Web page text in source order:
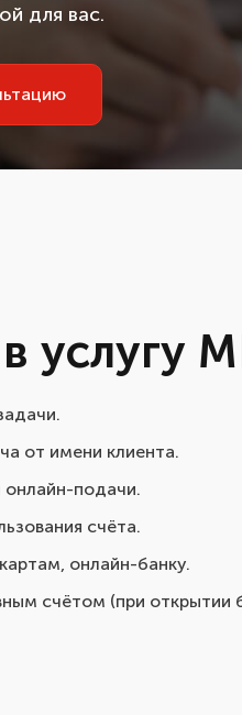
для вас.
услугу
от имени клиента.
онлайн-подачи.
счёта.
онлайн-банку.
счётом (при открытии